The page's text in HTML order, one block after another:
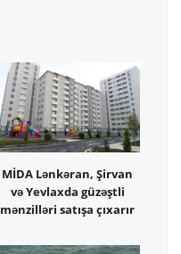
MİDA Lənkəran, Şirvan
və Yevlaxda güzəştli
mənzilləri satışa çıxarır